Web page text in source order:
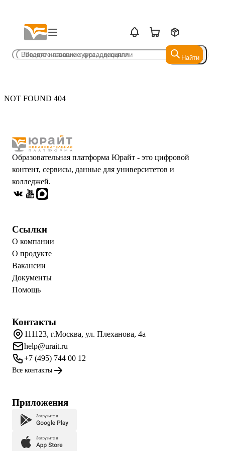
Найти
Найти
NOT FOUND 404
Образовательная платформа Юрайт - это цифровой
контент, сервисы, данные для университетов и
колледжей.
Ссылки
О компании
О продукте
Вакансии
Документы
Помощь
Контакты
111123, г.Москва, ул. Плеханова, 4а
help@urait.ru
+7 (495) 744 00 12
Все контакты
Приложения